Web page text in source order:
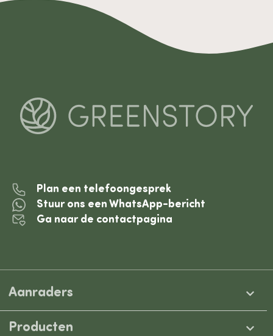
Plan een telefoongesprek
Stuur ons een WhatsApp-bericht
Ga naar de contactpagina
Aanraders
Producten